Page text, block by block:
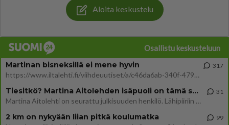
Aloita keskustelu
Osallistu keskusteluun
Martinan bisneksillä ei mene hyvin
https://www.iltalehti.fi/viihdeuutiset/a/c46da6ab-340f-4790-aaa7-0865eed2336 Yrityksen konkurssihakemus on tullut kärä
317
Tiesitkö? Martina Aitolehden isäpuoli on tämä suosittu laulaja
Martina Aitolehti on seurattu julkisuuden henkilö. Lähipiiriin mahtuu muitakin tunnettuja henkilöitä. Tiesitkö, että Ma
31
2 km on nykyään liian pitkä koulumatka 99